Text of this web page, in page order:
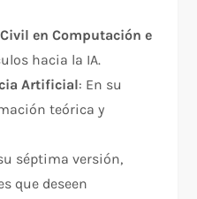
en Computación e
hacia la IA.​
Artificial: En su
teórica y
séptima versión,
que deseen